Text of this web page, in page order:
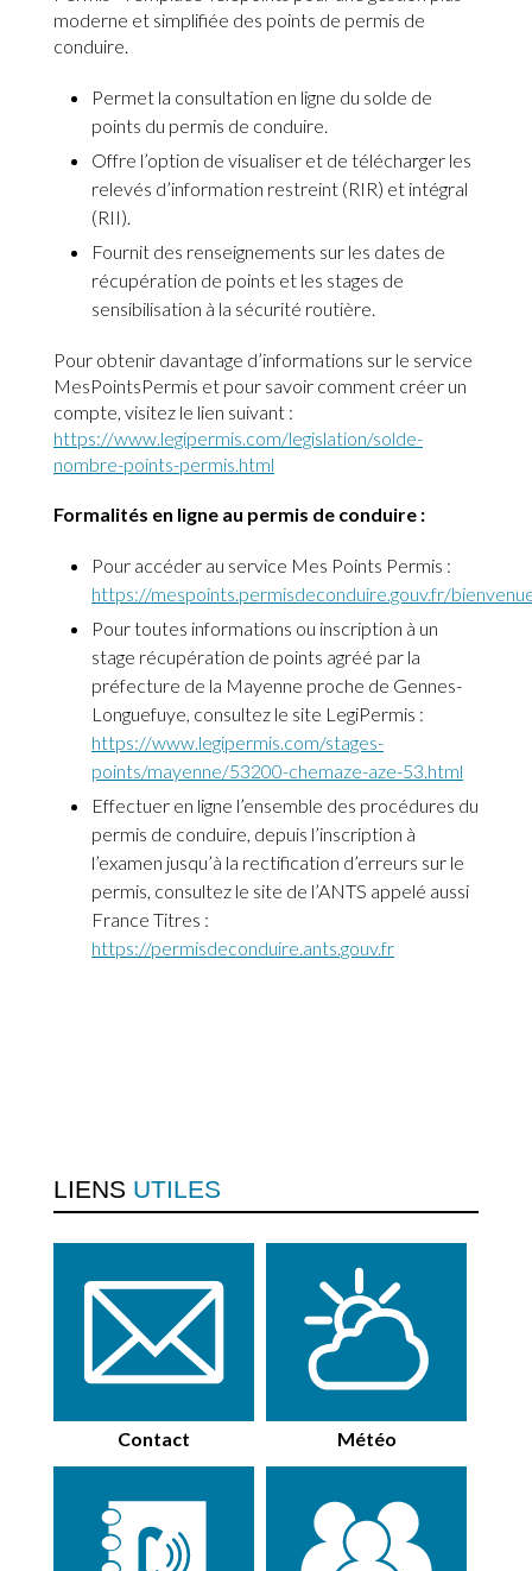
moderne et simplifiée des points de permis de
conduire.
Permet la consultation en ligne du solde de
points du permis de conduire.
Offre l’option de visualiser et de télécharger les
relevés d’information restreint (RIR) et intégral
(RII).
Fournit des renseignements sur les dates de
récupération de points et les stages de
sensibilisation à la sécurité routière.
Pour obtenir davantage d’informations sur le service
MesPointsPermis et pour savoir comment créer un
compte, visitez le lien suivant :
https://www.legipermis.com/legislation/solde-
nombre-points-permis.html
Formalités en ligne au permis de conduire :
Pour accéder au service Mes Points Permis :
https://mespoints.permisdeconduire.gouv.fr/
Pour toutes informations ou inscription à un
stage récupération de points agréé par la
préfecture de la Mayenne proche de Gennes-
Longuefuye, consultez le site LegiPermis :
https://www.legipermis.com/stages-
points/mayenne/53200-chemaze-aze-53.html
Effectuer en ligne l’ensemble des procédures du
permis de conduire, depuis l’inscription à
l’examen jusqu’à la rectification d’erreurs sur le
permis, consultez le site de l’ANTS appelé aussi
France Titres :
https://permisdeconduire.ants.gouv.fr
LIENS UTILES
Contact Météo